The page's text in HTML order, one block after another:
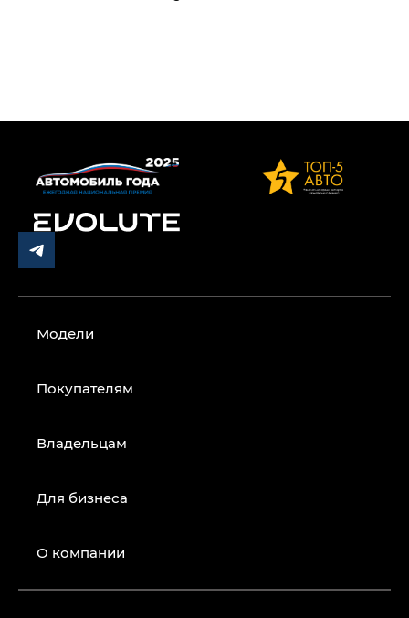
Модели
Покупателям
Владельцам
Для бизнеса
О компании